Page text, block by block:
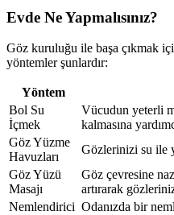
Evde Ne Yapmalısınız?
Göz kuruluğu ile başa çıkmak
yöntemler şunlardır:
Yöntem
Bol Su
İçmek
Vücudun yeterli
kalmasına
Göz Yüzme
Havuzları
Gözlerinizi su ile
Göz Yüzü
Masajı
Göz çevresine
artırarak
Nemlendirici Odanızda bir